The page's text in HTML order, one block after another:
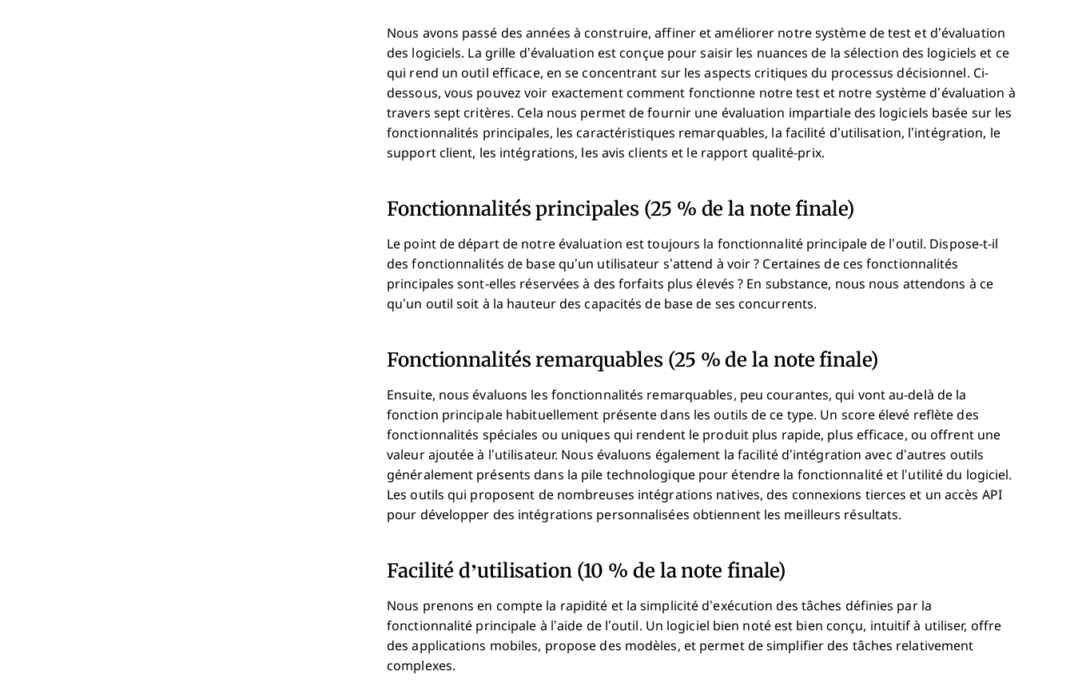
Nous avons passé des années à construire, affiner et améliorer notre système de test et d’évaluation
des logiciels. La grille d’évaluation est conçue pour saisir les nuances de la sélection des logiciels et ce
qui rend un outil efficace, en se concentrant sur les aspects critiques du processus décisionnel. Ci-
dessous, vous pouvez voir exactement comment fonctionne notre test et notre système d’évaluation à
travers sept critères. Cela nous permet de fournir une évaluation impartiale des logiciels basée sur les
fonctionnalités principales, les caractéristiques remarquables, la facilité d’utilisation, l’intégration, le
support client, les intégrations, les avis clients et le rapport qualité-prix.
Fonctionnalités principales (25 % de la note finale)
Le point de départ de notre évaluation est toujours la fonctionnalité principale de l’outil. Dispose-t-il
des fonctionnalités de base qu’un utilisateur s’attend à voir ? Certaines de ces fonctionnalités
principales sont-elles réservées à des forfaits plus élevés ? En substance, nous nous attendons à ce
qu’un outil soit à la hauteur des capacités de base de ses concurrents.
Fonctionnalités remarquables (25 % de la note finale)
Ensuite, nous évaluons les fonctionnalités remarquables, peu courantes, qui vont au-delà de la
fonction principale habituellement présente dans les outils de ce type. Un score élevé reflète des
fonctionnalités spéciales ou uniques qui rendent le produit plus rapide, plus efficace, ou offrent une
valeur ajoutée à l’utilisateur. Nous évaluons également la facilité d’intégration avec d’autres outils
généralement présents dans la pile technologique pour étendre la fonctionnalité et l’utilité du logiciel.
Les outils qui proposent de nombreuses intégrations natives, des connexions tierces et un accès API
pour développer des intégrations personnalisées obtiennent les meilleurs résultats.
Facilité d’utilisation (10 % de la note finale)
Nous prenons en compte la rapidité et la simplicité d’exécution des tâches définies par la
fonctionnalité principale à l’aide de l’outil. Un logiciel bien noté est bien conçu, intuitif à utiliser, offre
des applications mobiles, propose des modèles, et permet de simplifier des tâches relativement
complexes.